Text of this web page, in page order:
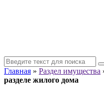
Главная » Раздел имущества
разделе жилого дома